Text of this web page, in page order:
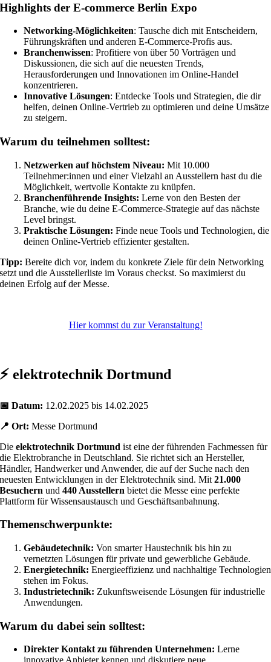
Highlights der E-commerce Berlin Expo
Networking-Möglichkeiten: Tausche dich mit Entscheidern,
Führungskräften und anderen E-Commerce-Profis aus.
Branchenwissen: Profitiere von über 50 Vorträgen und
Diskussionen, die sich auf die neuesten Trends,
Herausforderungen und Innovationen im Online-Handel
konzentrieren.
Innovative Lösungen: Entdecke Tools und Strategien, die dir
helfen, deinen Online-Vertrieb zu optimieren und deine Umsätze
zu steigern.
Warum du teilnehmen solltest:
Netzwerken auf höchstem Niveau: Mit 10.000
Teilnehmer:innen und einer Vielzahl an Ausstellern hast du die
Möglichkeit, wertvolle Kontakte zu knüpfen.
Branchenführende Insights: Lerne von den Besten der
Branche, wie du deine E-Commerce-Strategie auf das nächste
Level bringst.
Praktische Lösungen: Finde neue Tools und Technologien, die
deinen Online-Vertrieb effizienter gestalten.
Tipp: Bereite dich vor, indem du konkrete Ziele für dein Networking
setzt und die Ausstellerliste im Voraus checkst. So maximierst du
deinen Erfolg auf der Messe.
Hier kommst du zur Veranstaltung!
⚡ elektrotechnik Dortmund
📅 Datum: 12.02.2025 bis 14.02.2025
📍 Ort: Messe Dortmund
Dieelektrotechnik Dortmund ist eine der führenden Fachmessen für
die Elektrobranche in Deutschland. Sie richtet sich an Hersteller,
Händler, Handwerker und Anwender, die auf der Suche nach den
neuesten Entwicklungen in der Elektrotechnik sind. Mit21.000
Besuchern und440 Ausstellern bietet die Messe eine perfekte
Plattform für Wissensaustausch und Geschäftsanbahnung.
Themenschwerpunkte:
Gebäudetechnik: Von smarter Haustechnik bis hin zu
vernetzten Lösungen für private und gewerbliche Gebäude.
Energietechnik: Energieeffizienz und nachhaltige Technologien
stehen im Fokus.
Industrietechnik: Zukunftsweisende Lösungen für industrielle
Anwendungen.
Warum du dabei sein solltest:
Direkter Kontakt zu führenden Unternehmen: Lerne